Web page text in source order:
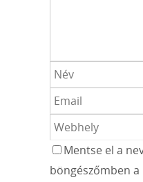
Mentse el a
böngészőmben